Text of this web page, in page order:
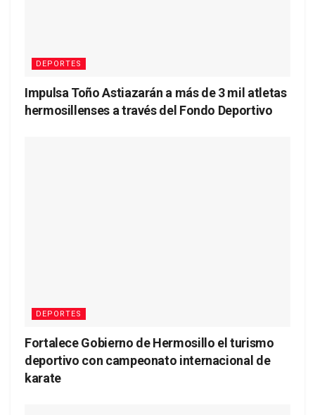
DEPORTES
Impulsa Toño Astiazarán a más de 3 mil atletas
hermosillenses a través del Fondo Deportivo
DEPORTES
Fortalece Gobierno de Hermosillo el turismo
deportivo con campeonato internacional de
karate